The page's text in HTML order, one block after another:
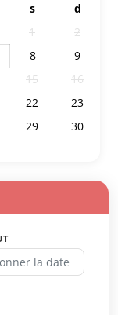
s
d
1
2
8
9
15
16
22
23
29
30